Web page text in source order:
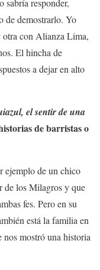
de demostrarlo. Yo
otra con Alianza Lima,
El hincha de
a dejar en alto
el sentir de una
de barristas o
ejemplo de un chico
de los Milagros y que
fes. Pero en su
está la familia en
mostró una historia